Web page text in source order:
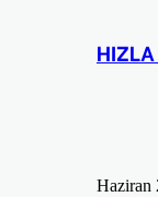
Haziran